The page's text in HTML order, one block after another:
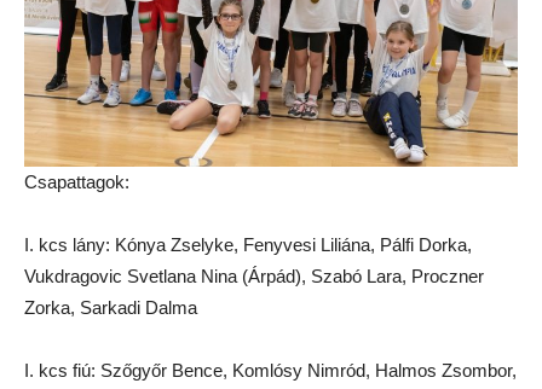
Csapattagok:
I. kcs lány: Kónya Zselyke, Fenyvesi Liliána, Pálfi Dorka,
Vukdragovic Svetlana Nina (Árpád), Szabó Lara, Proczner
Zorka, Sarkadi Dalma
I. kcs fiú: Szőgyőr Bence, Komlósy Nimród, Halmos Zsombor,